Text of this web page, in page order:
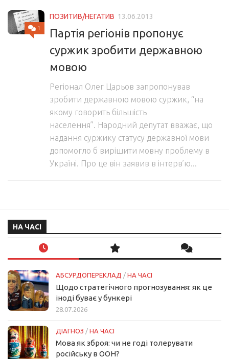
1
ПОЗИТИВ/НЕГАТИВ 13.06.2013
Партія регіонів пропонує
суржик зробити державною
мовою
Регіонал Олег Царьов запропонував
зробити державною мовою суржик, “на
якому говорить більшість
населення”. Народний депутат вважає, що
надання суржику статусу державної мови
допомогло б вирішити мовну проблему в
Україні. Про це він заявив в інтерв’ю...
НА ЧАСІ
АБСУРДОПЕРЕКЛАД / НА ЧАСІ
Щодо стратегічного прогнозування: як це
іноді буває у бункері
28.07.2026
ДІАГНОЗ / НА ЧАСІ
Мова як зброя: чи не годі толерувати
російську в ООН?